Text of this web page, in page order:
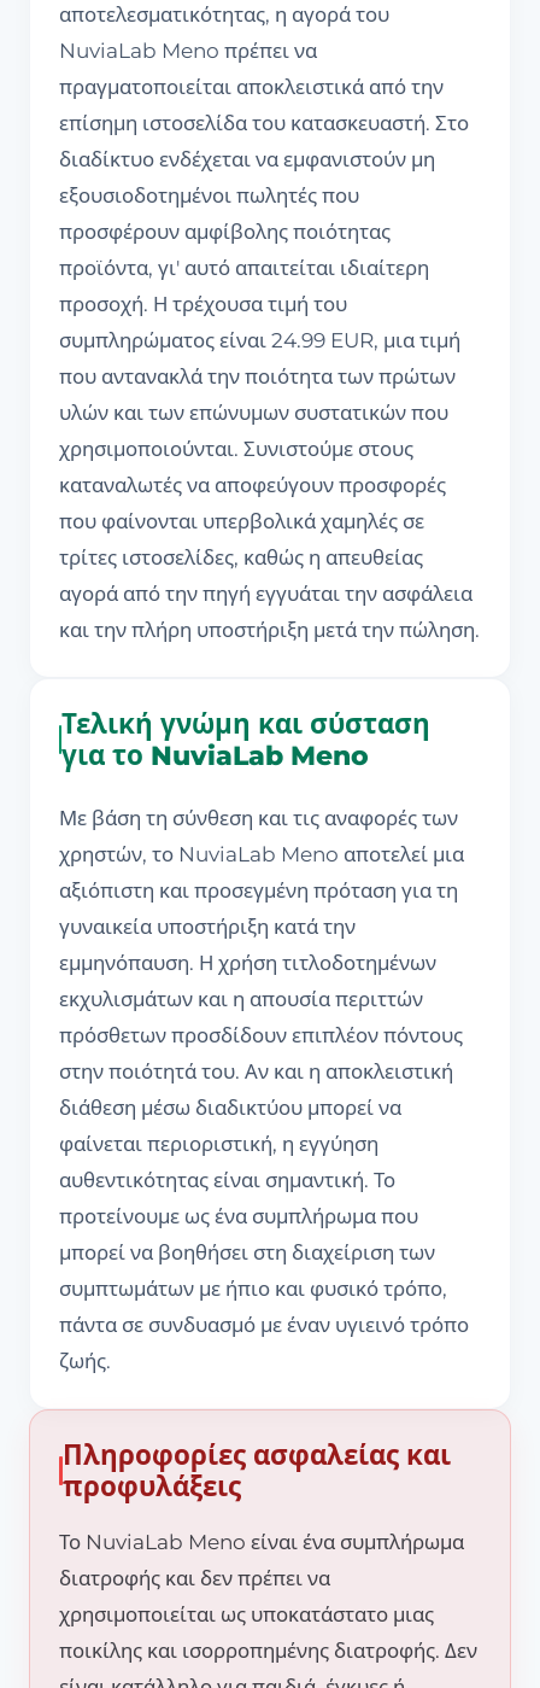
αποτελεσματικότητας, η αγορά του
NuviaLab Meno πρέπει να
πραγματοποιείται αποκλειστικά από την
επίσημη ιστοσελίδα του κατασκευαστή. Στο
διαδίκτυο ενδέχεται να εμφανιστούν μη
εξουσιοδοτημένοι πωλητές που
προσφέρουν αμφίβολης ποιότητας
προϊόντα, γι' αυτό απαιτείται ιδιαίτερη
προσοχή. Η τρέχουσα τιμή του
συμπληρώματος είναι 24.99 EUR, μια τιμή
που αντανακλά την ποιότητα των πρώτων
υλών και των επώνυμων συστατικών που
χρησιμοποιούνται. Συνιστούμε στους
καταναλωτές να αποφεύγουν προσφορές
που φαίνονται υπερβολικά χαμηλές σε
τρίτες ιστοσελίδες, καθώς η απευθείας
αγορά από την πηγή εγγυάται την ασφάλεια
και την πλήρη υποστήριξη μετά την πώληση.
Τελική γνώμη και σύσταση
για το NuviaLab Meno
Με βάση τη σύνθεση και τις αναφορές των
χρηστών, το NuviaLab Meno αποτελεί μια
αξιόπιστη και προσεγμένη πρόταση για τη
γυναικεία υποστήριξη κατά την
εμμηνόπαυση. Η χρήση τιτλοδοτημένων
εκχυλισμάτων και η απουσία περιττών
πρόσθετων προσδίδουν επιπλέον πόντους
στην ποιότητά του. Αν και η αποκλειστική
διάθεση μέσω διαδικτύου μπορεί να
φαίνεται περιοριστική, η εγγύηση
αυθεντικότητας είναι σημαντική. Το
προτείνουμε ως ένα συμπλήρωμα που
μπορεί να βοηθήσει στη διαχείριση των
συμπτωμάτων με ήπιο και φυσικό τρόπο,
πάντα σε συνδυασμό με έναν υγιεινό τρόπο
ζωής.
Πληροφορίες ασφαλείας και
προφυλάξεις
Το NuviaLab Meno είναι ένα συμπλήρωμα
διατροφής και δεν πρέπει να
χρησιμοποιείται ως υποκατάστατο μιας
ποικίλης και ισορροπημένης διατροφής. Δεν